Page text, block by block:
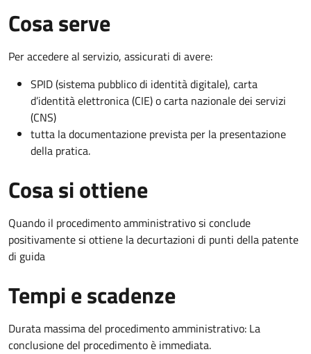
Cosa serve
Per accedere al servizio, assicurati di avere:
SPID (sistema pubblico di identità digitale), carta
d’identità elettronica (CIE) o carta nazionale dei servizi
(CNS)
tutta la documentazione prevista per la presentazione
della pratica.
Cosa si ottiene
Quando il procedimento amministrativo si conclude
positivamente si ottiene la decurtazioni di punti della patente
di guida
Tempi e scadenze
Durata massima del procedimento amministrativo: La
conclusione del procedimento è immediata.